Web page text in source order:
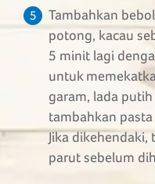
5
Tambahkan
potong, kacau
5 minit lagi
untuk
garam, lada
tambahkan
Jika dikehendaki,
parut sebelum